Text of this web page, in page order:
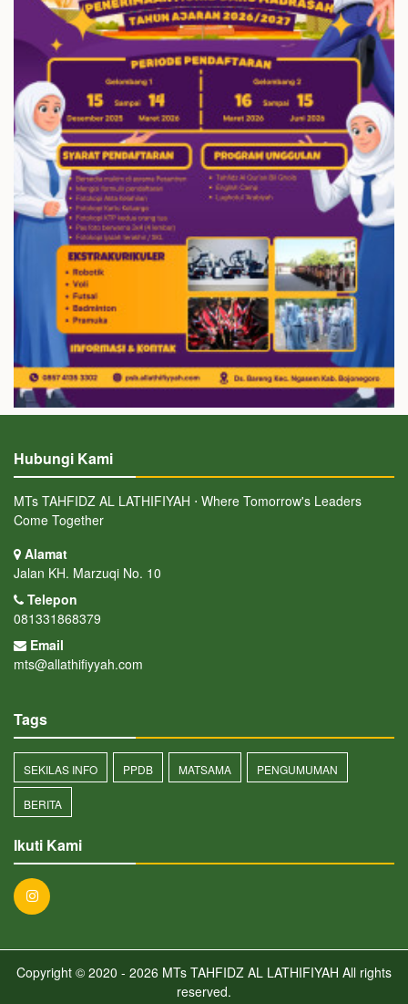
Hubungi Kami
MTs TAHFIDZ AL LATHIFIYAH ⋅ Where Tomorrow's Leaders
Come Together
Alamat
Jalan KH. Marzuqi No. 10
Telepon
081331868379
Email
mts@allathifiyyah.com
Tags
SEKILAS INFO PPDB MATSAMA PENGUMUMAN
BERITA
Ikuti Kami
Copyright © 2020 - 2026 MTs TAHFIDZ AL LATHIFIYAH All rights
reserved.